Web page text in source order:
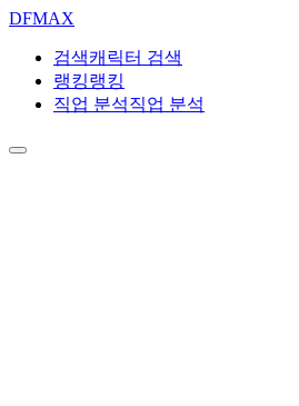
DFMAX
검색캐릭터 검색
랭킹랭킹
직업 분석직업 분석